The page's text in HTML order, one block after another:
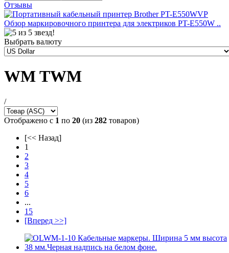
Отзывы
Обзор маркировочного принтера для электриков PT-E550W ..
Выбрать валюту
WM TWM
/
Отображено с 1 по 20 (из 282 товаров)
[<< Назад]
1
2
3
4
5
6
...
15
[Вперед >>]